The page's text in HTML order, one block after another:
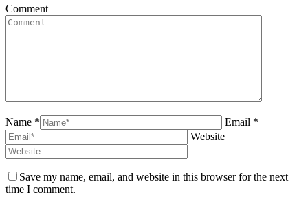
Comment
Name *
Email *
Website
Save my name, email, and website in this browser for the next
time I comment.